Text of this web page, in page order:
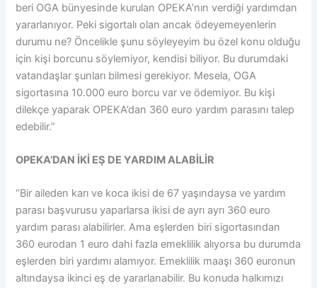
beri OGA bünyesinde kurulan OPEKA’nın verdiği yardımdan
yararlanıyor. Peki sigortalı olan ancak ödeyemeyenlerin
durumu ne? Öncelikle şunu söyleyeyim bu özel konu olduğu
için kişi borcunu söylemiyor, kendisi biliyor. Bu durumdaki
vatandaşlar şunları bilmesi gerekiyor. Mesela, OGA
sigortasına 10.000 euro borcu var ve ödemiyor. Bu kişi
dilekçe yaparak OPEKA’dan 360 euro yardım parasını talep
edebilir.”
OPEKA’DAN İKİ EŞ DE YARDIM ALABİLİR
“Bir aileden karı ve koca ikisi de 67 yaşındaysa ve yardım
parası başvurusu yaparlarsa ikisi de ayrı ayrı 360 euro
yardım parası alabilirler. Ama eşlerden biri sigortasından
360 eurodan 1 euro dahi fazla emeklilik alıyorsa bu durumda
eşlerden biri yardımı alamıyor. Emeklilik maaşı 360 euronun
altındaysa ikinci eş de yararlanabilir. Bu konuda halkımızı